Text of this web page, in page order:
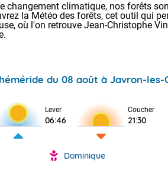
changement climatique, nos forêts
la Météo des forêts, cet outil qui
où l'on retrouve Jean-Christophe
du 08 août à Javron-les-
Lever
06:46
Coucher
21:30
Dominique
Voici les
29/16 Paris :
Clermont-
Lille : 28/15